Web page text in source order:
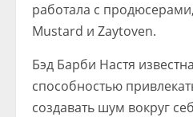
работала с
Mustard и Zaytoven.
Бэд Барби Настя
способностью
создавать шум вокруг